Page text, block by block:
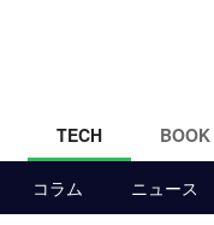
TECH BOOK
コラム ニュース